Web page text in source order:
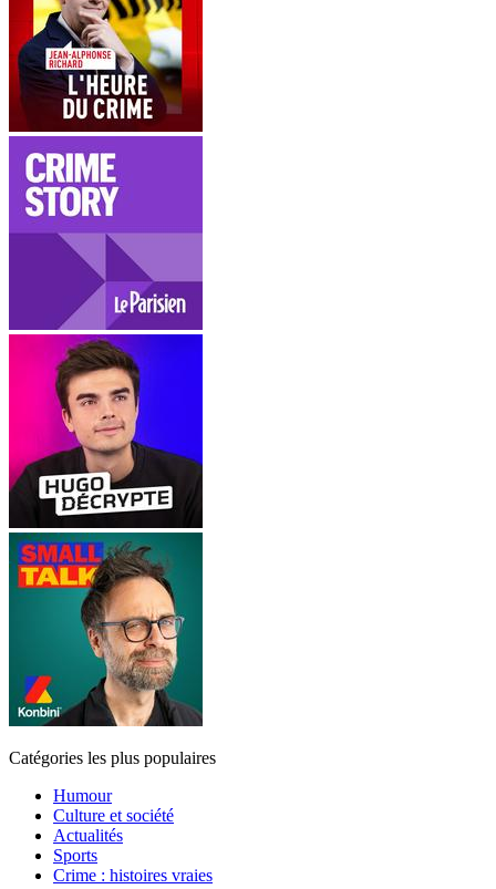
Catégories les plus populaires
Humour
Culture et société
Actualités
Sports
Crime : histoires vraies